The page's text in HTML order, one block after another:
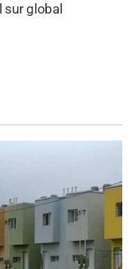
sur global